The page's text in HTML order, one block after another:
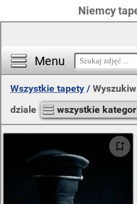
Niemcy
Menu
Wszystkie tapety /
dziale
wszystkie